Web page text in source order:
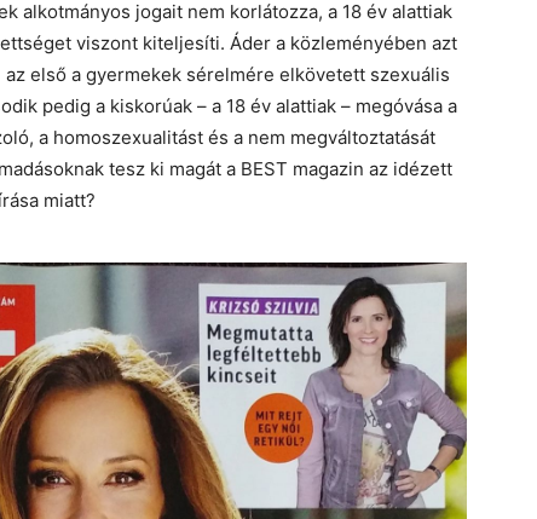
alkotmányos jogait nem korlátozza, a 18 év alattiak
viszont kiteljesíti. Áder a közleményében azt
első a gyermekek sérelmére elkövetett szexuális
pedig a kiskorúak – a 18 év alattiak – megóvása a
a homoszexualitást és a nem megváltoztatását
tesz ki magát a BEST magazin az idézett
miatt?